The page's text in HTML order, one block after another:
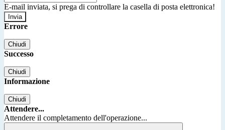
E-mail inviata, si prega di controllare la casella di posta elettronica!
Errore
Chiudi
Successo
Chiudi
Informazione
Chiudi
Attendere...
Attendere il completamento dell'operazione...